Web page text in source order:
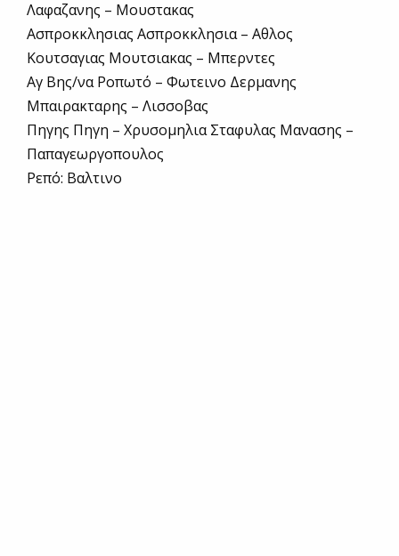
Λαφαζανης – Μουστακας
Ασπροκκλησιας Ασπροκκλησια – Αθλος
Κουτσαγιας Μουτσιακας – Μπερντες
Αγ Βης/να Ροπωτό – Φωτεινο Δερμανης
Μπαιρακταρης – Λισσοβας
Πηγης Πηγη – Χρυσομηλια Σταφυλας Μανασης –
Παπαγεωργοπουλος
Ρεπό: Βαλτινο